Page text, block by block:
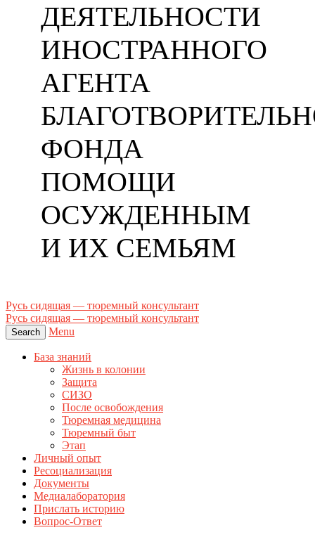
ДЕЯТЕЛЬНОСТИ
ИНОСТРАННОГО
АГЕНТА
ФОНДА
ПОМОЩИ
ОСУЖДЕННЫМ
И ИХ СЕМЬЯМ
Русь сидящая — тюремный консультант
Русь сидящая — тюремный консультант
Search Menu
База знаний
Жизнь в колонии
Защита
СИЗО
После освобождения
Тюремная медицина
Тюремный быт
Этап
Личный опыт
Ресоциализация
Документы
Медиалаборатория
Прислать историю
Вопрос-Ответ